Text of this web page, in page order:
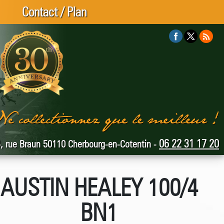
Contact / Plan
rue Braun 50110 Cherbourg-en-Cotentin - 06 22 31 17 20
AUSTIN HEALEY 100/4
BN1